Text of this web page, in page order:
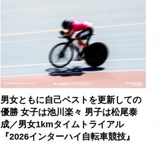
男女ともに自己ベストを更新しての
優勝 女子は池川楽々 男子は松尾泰
成／男女1kmタイムトライアル
『2026インターハイ自転車競技』